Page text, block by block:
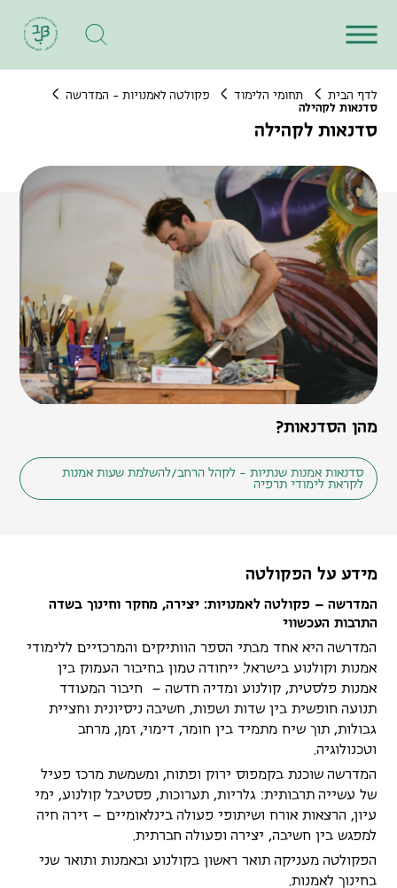
לדף הבית תחומי הלימוד
פקולטה לאמנויות - המדרשה
סדנאות לקהילה
סדנאות לקהילה
מהן הסדנאות?
סדנאות אמנות שנתיות - לקהל הרחב/להשלמת שעות אמנות
לקראת לימודי תרפיה
מידע על הפקולטה
המדרשה – פקולטה לאמנויות: יצירה, מחקר וחינוך בשדה
התרבות העכשווי
המדרשה היא אחד מבתי הספר הוותיקים והמרכזיים ללימודי
אמנות וקולנוע בישראל. ייחודה טמון בחיבור העמוק בין
אמנות פלסטית, קולנוע ומדיה חדשה – חיבור המעודד
תנועה חופשית בין שדות ושפות, חשיבה ניסיונית וחציית
גבולות, תוך שיח מתמיד בין חומר, דימוי, זמן, מרחב
וטכנולוגיה.
המדרשה שוכנת בקמפוס ירוק ופתוח, ומשמשת מרכז פעיל
של עשייה תרבותית: גלריות, תערוכות, פסטיבל קולנוע, ימי
עיון, הרצאות אורח ושיתופי פעולה בינלאומיים – זירה חיה
למפגש בין חשיבה, יצירה ופעולה חברתית.
הפקולטה מעניקה תואר ראשון בקולנוע ובאמנות ותואר שני
בחינוך לאמנות.